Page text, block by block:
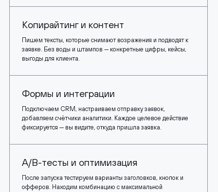
Копирайтинг и контент
Пишем тексты, которые снимают возражения и подводят к
заявке. Без воды и штампов — конкретные цифры, кейсы,
выгоды для клиента.
Формы и интеграции
Подключаем CRM, настраиваем отправку заявок,
добавляем счётчики аналитики. Каждое целевое действие
фиксируется — вы видите, откуда пришла заявка.
A/B-тесты и оптимизация
После запуска тестируем варианты заголовков, кнопок и
офферов. Находим комбинацию с максимальной